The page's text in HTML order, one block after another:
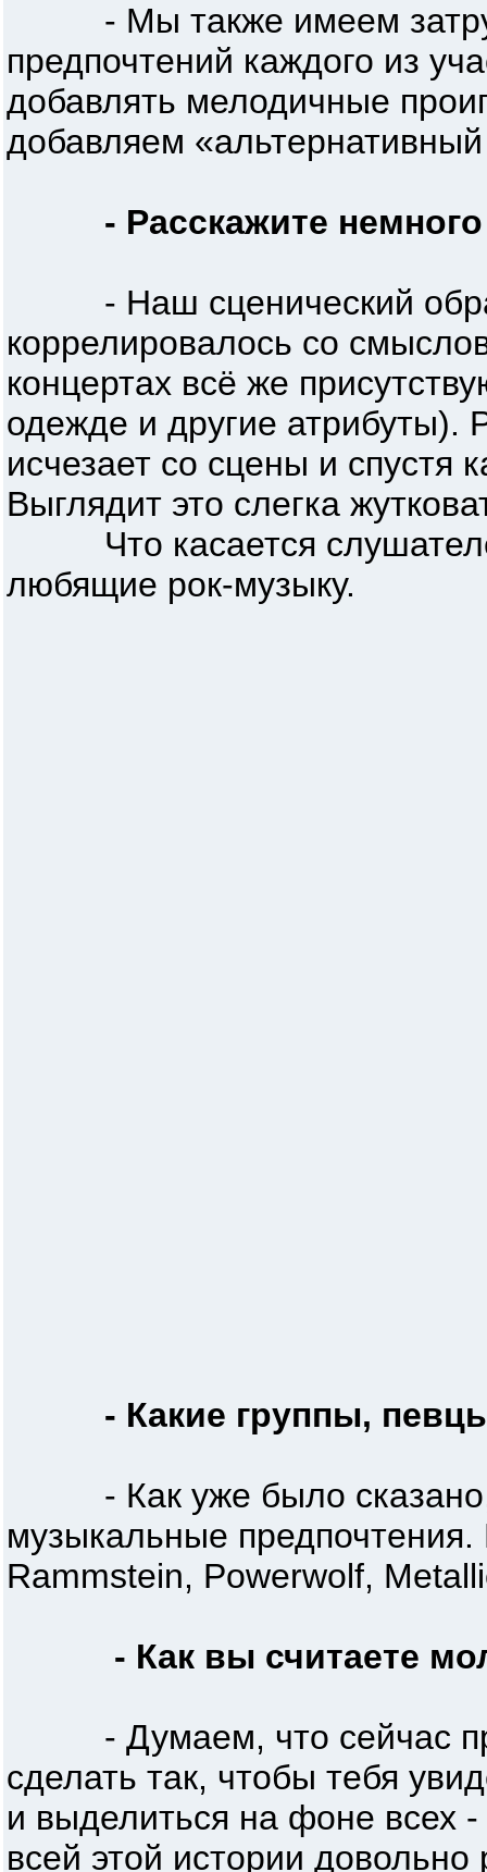
- Мы также имеем
предпочтений каждого из
добавлять мелодичные
добавляем
- Расскажите
- Наш сценический образ
коррелировалось со
концертах всё же
одежде и другие атрибуты).
исчезает со сцены и
Выглядит это слегка
Что касается
любящие рок-музыку.
- Какие группы,
- Как уже было сказано,
музыкальные
Rammstein, Powerwolf,
- Как вы считаете
- Думаем, что сейчас
сделать так, чтобы тебя
и выделиться на фоне всех -
всей этой истории